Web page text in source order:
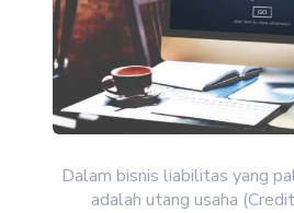
Dalam bisnis liabilitas yang
adalah utang usaha